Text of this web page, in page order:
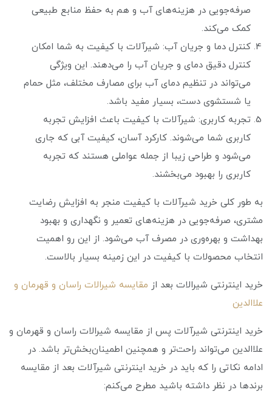
صرفه‌جویی در هزینه‌های آب و هم به حفظ منابع طبیعی
کمک می‌کند.
کنترل دما و جریان آب: شیرآلات با کیفیت به شما امکان
کنترل دقیق دمای و جریان آب را می‌دهند. این ویژگی
می‌تواند در تنظیم دمای آب برای مصارف مختلف، مثل حمام
یا شستشوی دست، بسیار مفید باشد.
تجربه کاربری: شیرآلات با کیفیت باعث افزایش تجربه
کاربری شما می‌شوند. کارکرد آسان، کیفیت آبی که جاری
می‌شود و طراحی زیبا از جمله عواملی هستند که تجربه
کاربری را بهبود می‌بخشند.
به طور کلی خرید شیرآلات با کیفیت منجر به افزایش رضایت
مشتری، صرفه‌جویی در هزینه‌های تعمیر و نگهداری و بهبود
بهداشت و بهره‌وری در مصرف آب می‌شود. از این رو اهمیت
انتخاب محصولات با کیفیت در این زمینه بسیار بالاست.
خرید اینترنتی شیرالات بعد از مقایسه شیرالات راسان و قهرمان و
علاالدین
خرید اینترنتی شیرآلات پس از مقایسه شیرالات راسان و قهرمان و
علاالدین می‌تواند راحت‌تر و همچنین اطمینان‌بخش‌تر باشد. در
ادامه نکاتی را که باید در خرید اینترنتی شیرآلات بعد از مقایسه
برندها در نظر داشته باشید مطرح می‌کنم: